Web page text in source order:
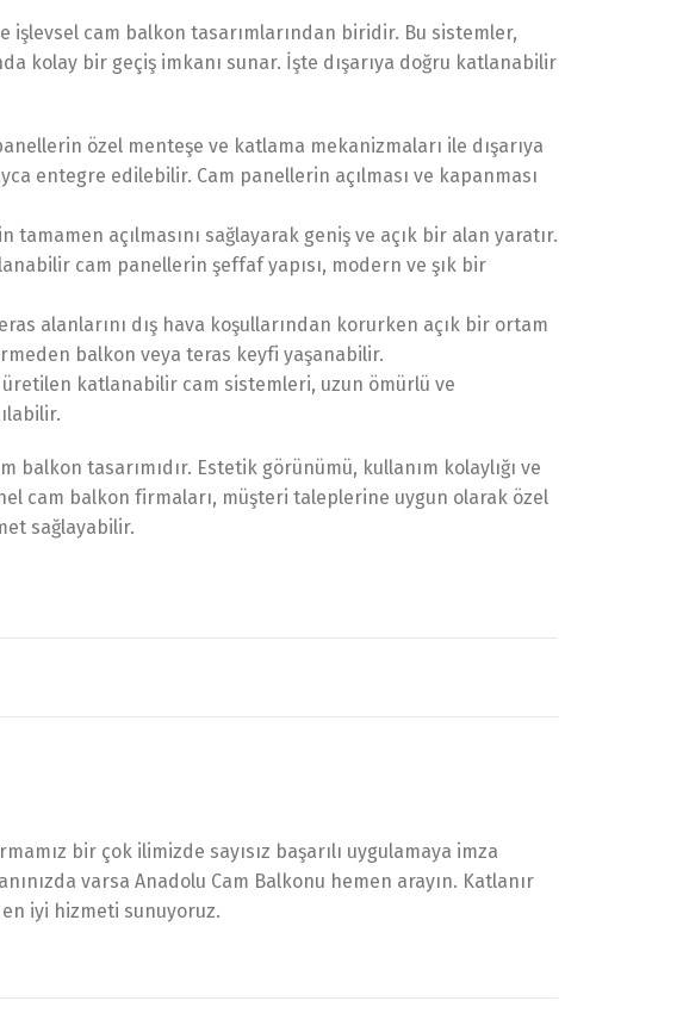
cam balkon tasarımlarından biridir. Bu sistemler,
kolay bir geçiş imkanı sunar. İşte dışarıya doğru katlanabilir
özel menteşe ve katlama mekanizmaları ile dışarıya
entegre edilebilir. Cam panellerin açılması ve kapanması
açılmasını sağlayarak geniş ve açık bir alan yaratır.
cam panellerin şeffaf yapısı, modern ve şık bir
alanlarını dış hava koşullarından korurken açık bir ortam
balkon veya teras keyfi yaşanabilir.
katlanabilir cam sistemleri, uzun ömürlü ve
tasarımıdır. Estetik görünümü, kullanım kolaylığı ve
cam balkon firmaları, müşteri taleplerine uygun olarak özel
sağlayabilir.
bir çok ilimizde sayısız başarılı uygulamaya imza
varsa Anadolu Cam Balkonu hemen arayın. Katlanır
iyi hizmeti sunuyoruz.